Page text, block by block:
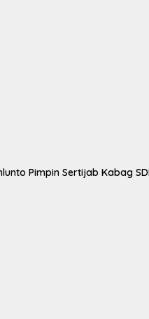
Pimpin Sertijab Kabag